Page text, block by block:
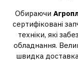
Обираючи
сертифіковані
техніки, які
обладнання.
швидка